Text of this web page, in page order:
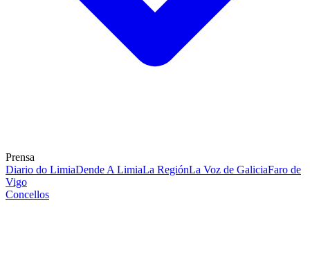
Prensa
Diario do LimiaDende A LimiaLa RegiónLa Voz de GaliciaFaro de
Vigo
Concellos